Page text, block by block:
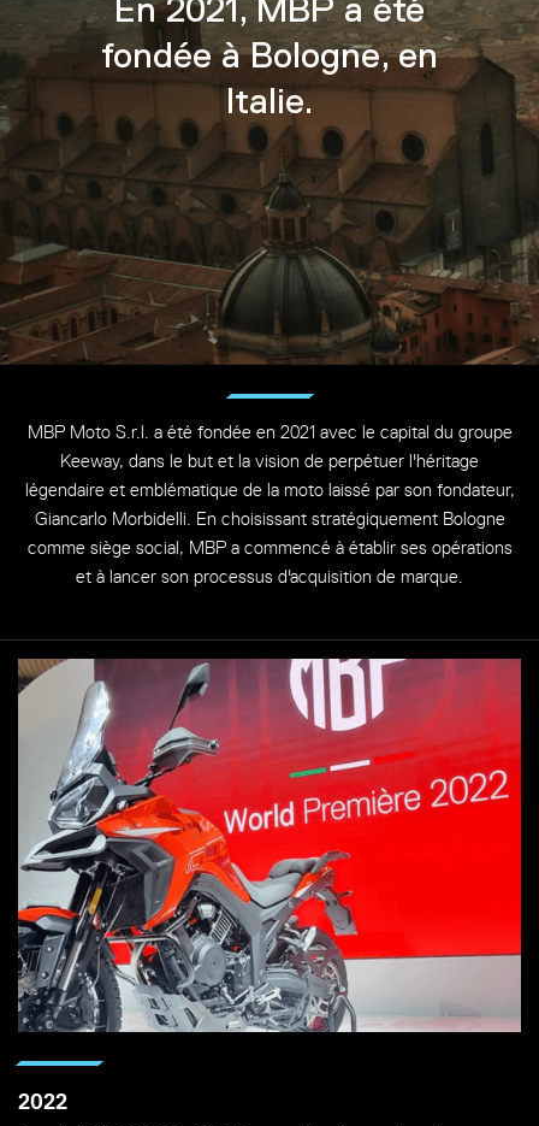
En 2021, MBP a été
fondée à Bologne, en
Italie.
MBP Moto S.r.l. a été fondée en 2021 avec le capital du groupe
Keeway, dans le but et la vision de perpétuer l'héritage
légendaire et emblématique de la moto laissé par son fondateur,
Giancarlo Morbidelli. En choisissant stratégiquement Bologne
comme siège social, MBP a commencé à établir ses opérations
et à lancer son processus d'acquisition de marque.
2022